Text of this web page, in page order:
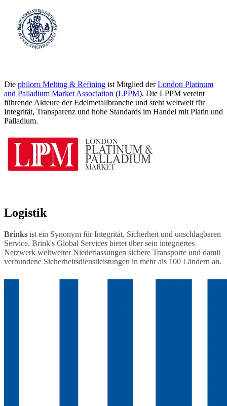
Die philoro Melting & Refining ist Mitglied derLondon Platinum
and Palladium Market Association (LPPM). Die LPPM vereint
führende Akteure der Edelmetallbranche und steht weltweit für
Integrität, Transparenz und hohe Standards im Handel mit Platin und
Palladium.
Logistik
Brinks ist ein Synonym für Integrität, Sicherheit und unschlagbaren
Service. Brink's Global Services bietet über sein integriertes
Netzwerk weltweiter Niederlassungen sichere Transporte und damit
verbundene Sicherheitsdienstleistungen in mehr als 100 Ländern an.